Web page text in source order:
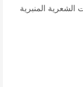
الشعرية المنبرية